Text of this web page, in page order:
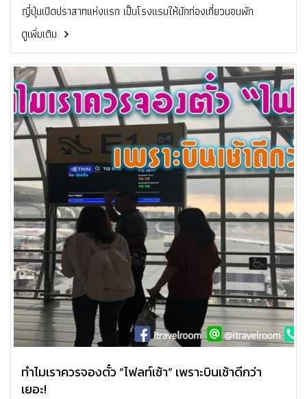
ญี่ปุ่นเปิดปราสาทแห่งแรก เป็นโรงแรมให้นักท่องเที่ยวนอนพัก
ดูเพิ่มเติม
ทำไมเราควรจองตั๋ว “ไฟลท์เช้า” เพราะบินเช้าดีกว่า
เยอะ!